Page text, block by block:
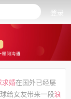
登录
求婚在国外已经屡
给女友带来一段浪